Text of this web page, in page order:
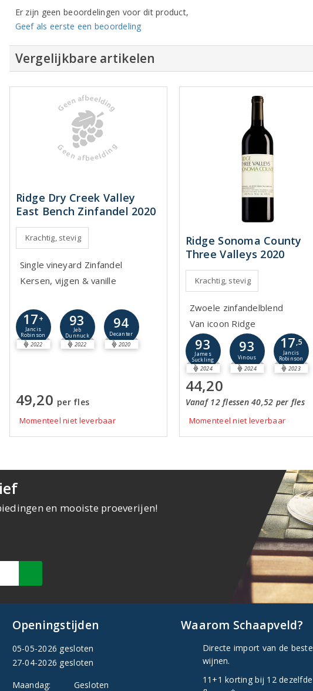
Er zijn geen beoordelingen voor dit product,
Geef als eerste een beoordeling
Vergelijkbare artikelen
Ridge Dry Creek Valley
East Bench Zinfandel 2020
Krachtig, stevig
Single vineyard Zinfandel
Kersen, vijgen & vanille
17+
Jancis
Robinson
2022
93
Jeb
Dunnuck
2022
94
Decanter
2020
49,20 per fles
Momenteel niet leverbaar
Ridge Sonoma County
Three Valleys 2020
Krachtig, stevig
Zwoele zinfandelblend
Van icoon Ridge
93
James
Suckling
2024
93
Vinous
2024
17,5
Jancis
Robinson
2023
44,20
Vanaf 12 flessen 40,52 per fles
Momenteel niet leverbaar
en mooiste proeverijen!
Openingstijden
05-05-2026 gesloten
27-04-2026 gesloten
Maandag:
Gesloten
Waarom Schaapveld?
Directe import van de beste
wijnen.
11+1 korting bij 12 dezelfde